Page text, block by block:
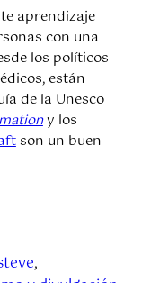
aprendizaje
con una
los políticos
están
de la Unesco
y los
son un buen